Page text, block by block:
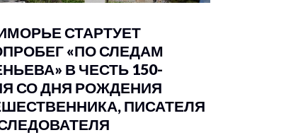
СТАРТУЕТ
«ПО СЛЕДАМ
В ЧЕСТЬ 150-
СО ДНЯ РОЖДЕНИЯ
ПИСАТЕЛЯ